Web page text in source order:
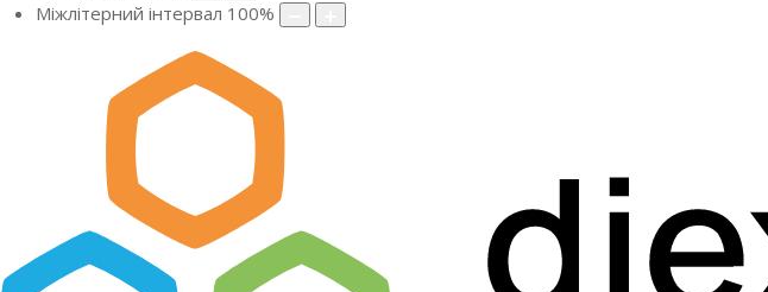
Міжлітерний інтервал 100%